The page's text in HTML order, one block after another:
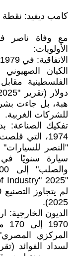
كامب ديفيد: نقطة
الأولويات:
الكيان
هبة، بل جاءت
للشركات الغربية.
تفكيك الصناعة:
1974، التي
سيارة سنويًا في
2025).